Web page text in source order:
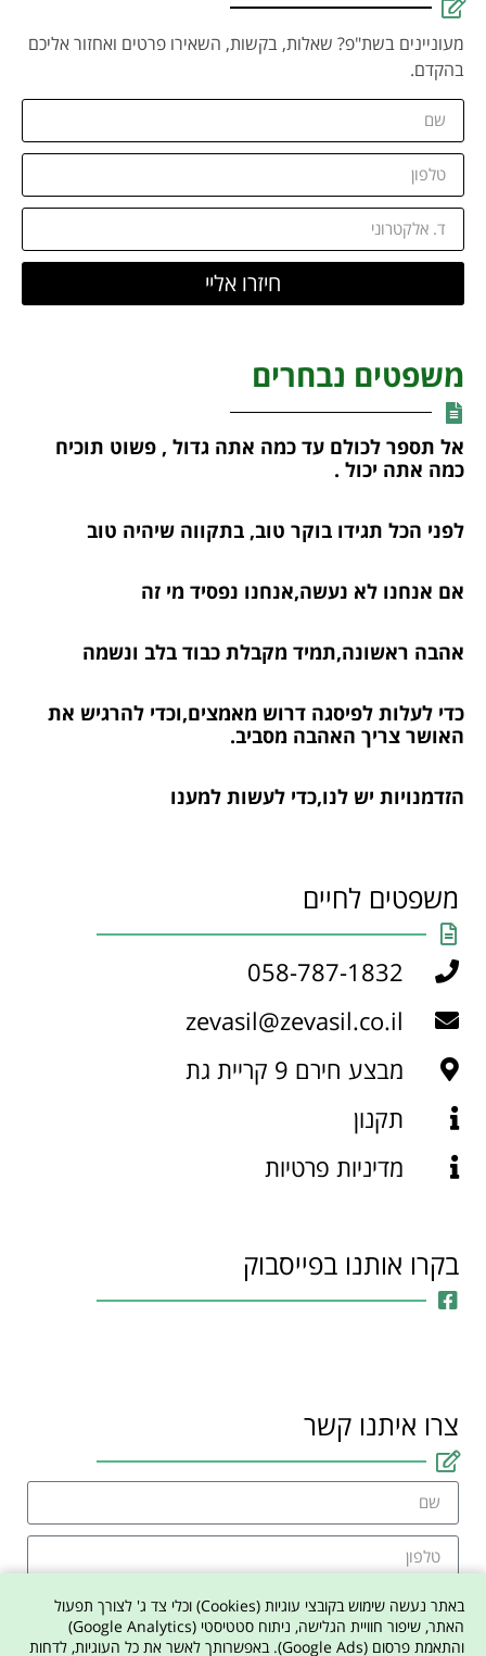
מעוניינים בשת"פ? שאלות, בקשות, השאירו פרטים ואחזור אליכם
בהקדם.
חיזרו אליי
משפטים נבחרים
אל תספר לכולם עד כמה אתה גדול , פשוט תוכיח
כמה אתה יכול .
לפני הכל תגידו בוקר טוב, בתקווה שיהיה טוב
אם אנחנו לא נעשה,אנחנו נפסיד מי זה
אהבה ראשונה,תמיד מקבלת כבוד בלב ונשמה
כדי לעלות לפיסגה דרוש מאמצים,וכדי להרגיש את
האושר צריך האהבה מסביב.
הזדמנויות יש לנו,כדי לעשות למענו
משפטים לחיים
058-787-1832
zevasil@zevasil.co.il
מבצע חירם 9 קריית גת
תקנון
מדיניות פרטיות
בקרו אותנו בפייסבוק
צרו איתנו קשר
באתר נעשה שימוש בקובצי עוגיות (Cookies) וכלי צד ג' לצורך תפעול
האתר, שיפור חוויית הגלישה, ניתוח סטטיסטי (Google Analytics)
והתאמת פרסום (Google Ads). באפשרותך לאשר את כל העוגיות, לדחות